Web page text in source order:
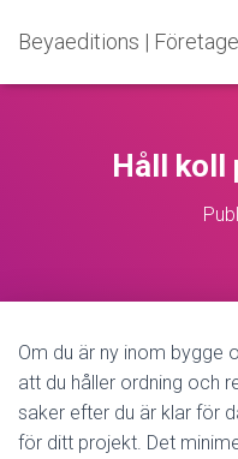
Beyaeditions |
Håll koll
Om du är ny inom bygge
att du håller ordning och
saker efter du är klar för
för ditt projekt. Det